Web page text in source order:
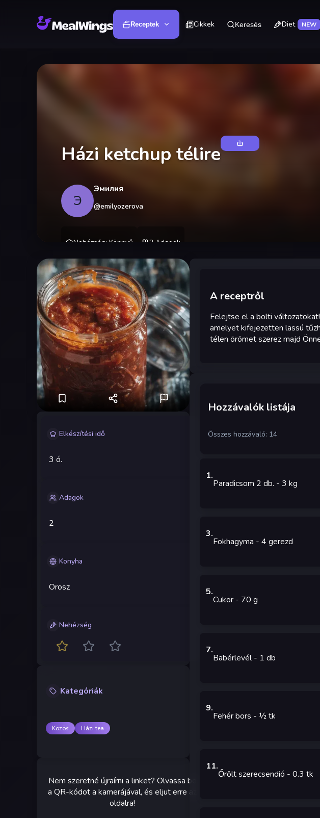
Receptek Cikkek Keresés Diet NEW
Házi ketchup télire
Э
Эмилия
@emilyozerova
Nehézség: Könnyű 2 Adagok
Elkészítési idő
3 ó.
Adagok
2
Konyha
Orosz
Nehézség
Kategóriák
Közös Házi tea
Nem szeretné újraírni a linket? Olvassa be
a QR-kódot a kamerájával, és eljut erre az
oldalra!
A receptről
Felejtse el a bolti
amelyet kifejezetten lassú
télen örömet szerez majd
Hozzávalók listája
Összes hozzávaló: 14
1.
Paradicsom 2 db. - 3 kg
3.
Fokhagyma - 4 gerezd
5.
Cukor - 70 g
7.
Babérlevél- 1 db
9.
Fehér bors - ½tk
11.
Őrölt szerecsendió - 0.3 tk